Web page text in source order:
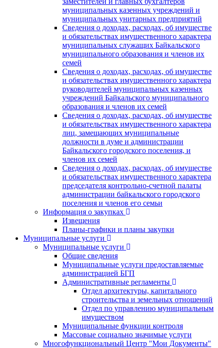
муниципальных казенных учреждений и
муниципальных унитарных предприятий
Сведения о доходах, расходах, об имуществе
и обязательствах имущественного характера
муниципальных служащих Байкальского
муниципального образования и членов их
семей
Сведения о доходах, расходах, об имуществе
и обязательствах имущественного характера
руководителей муниципальных казенных
учреждений Байкальского муниципального
образования и членов их семей
Сведения о доходах, расходах, об имуществе
и обязательствах имущественного характера
лиц, замещающих муниципальные
должности в думе и администрации
Байкальского городского поселения, и
членов их семей
Сведения о доходах, расходах, об имуществе
и обязательствах имущественного характера
председателя контрольно-счетной палаты
администрации байкальского городского
поселения и членов его семьи
Информация о закупках
Извещения
Планы-графики и планы закупки
Муниципальные услуги
Муниципальные услуги
Общие сведения
Муниципальные услуги предоставляемые
администрацией БГП
Административные регламенты
Отдел архитектуры, капитального
строительства и земельных отношений
Отдел по управлению муниципальным
имуществом
Муниципальные функции контроля
Массовые социально значимые услуги
Многофункциональный Центр "Мои Документы"